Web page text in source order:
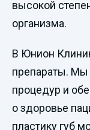
высокой
организма.
В Юнион
препараты. Мы
процедур и
о здоровье
пластику губ